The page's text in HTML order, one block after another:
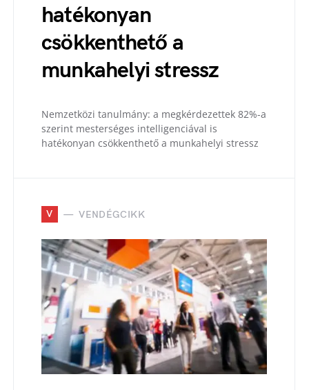
hatékonyan
csökkenthető a
munkahelyi stressz
Nemzetközi tanulmány: a megkérdezettek 82%-a
szerint mesterséges intelligenciával is
hatékonyan csökkenthető a munkahelyi stressz
V VENDÉGCIKK